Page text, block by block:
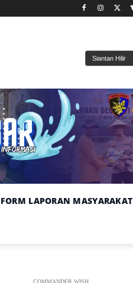
FORM LAPORAN MASYARAKAT
COMMANDER WISH